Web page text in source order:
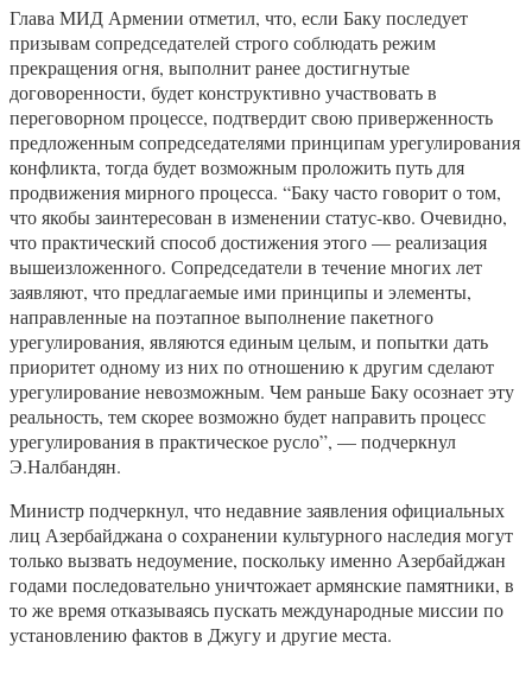
Глава МИД Армении отметил, что, если Баку последует
призывам сопредседателей строго соблюдать режим
прекращения огня, выполнит ранее достигнутые
договоренности, будет конструктивно участвовать в
переговорном процессе, подтвердит свою приверженность
предложенным сопредседателями принципам урегулирования
конфликта, тогда будет возможным проложить путь для
продвижения мирного процесса. “Баку часто говорит о том,
что якобы заинтересован в изменении статус-кво. Очевидно,
что практический способ достижения этого — реализация
вышеизложенного. Сопредседатели в течение многих лет
заявляют, что предлагаемые ими принципы и элементы,
направленные на поэтапное выполнение пакетного
урегулирования, являются единым целым, и попытки дать
приоритет одному из них по отношению к другим сделают
урегулирование невозможным. Чем раньше Баку осознает эту
реальность, тем скорее возможно будет направить процесс
урегулирования в практическое русло”, — подчеркнул
Э.Налбандян.
Министр подчеркнул, что недавние заявления официальных
лиц Азербайджана о сохранении культурного наследия могут
только вызвать недоумение, поскольку именно Азербайджан
годами последовательно уничтожает армянские памятники, в
то же время отказываясь пускать международные миссии по
установлению фактов в Джугу и другие места.